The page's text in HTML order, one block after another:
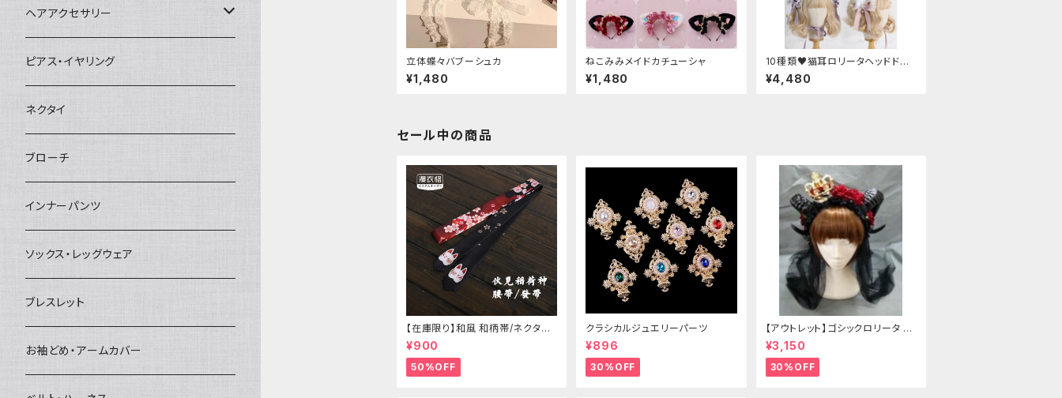
立体蝶々バブーシュカ
¥1,480
ねこみみメイドカチューシャ
¥1,480
10種類♥猫耳ロリータヘッドドレ
ス
¥4,480
セール中の商品
【在庫限り】和風 和柄帯/ネクタイ/
リボン（狐面/金魚
¥900
50%OFF
クラシカルジュエリーパーツ
¥896
30%OFF
【アウトレット】ゴシックロリータ ゴ
ールドクラウン＆ホーン(ヴェール
付き)
¥3,150
30%OFF
ヘアアクセサリー
ヘアクリップ
ヘッドドレス・カチューシャ
ヘアゴム
簪
ピアス・イヤリング
ネクタイ
ブローチ
インナーパンツ
ソックス・レッグウェア
ブレスレット
お袖どめ・アームカバー